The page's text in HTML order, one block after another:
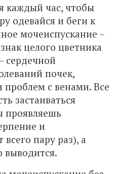
каждый час, чтобы
одевайся и беги к
мочеиспускание –
целого цветника
сердечной
почек,
с венами. Все
застаиваться
проявляешь
и
всего пару раз), а
выводится.